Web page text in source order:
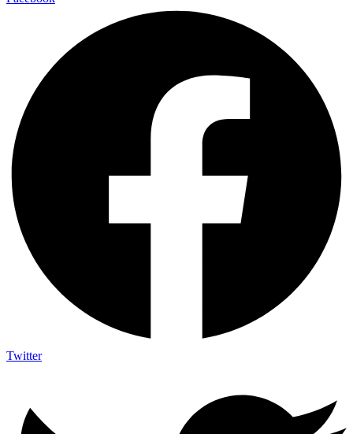
Twitter